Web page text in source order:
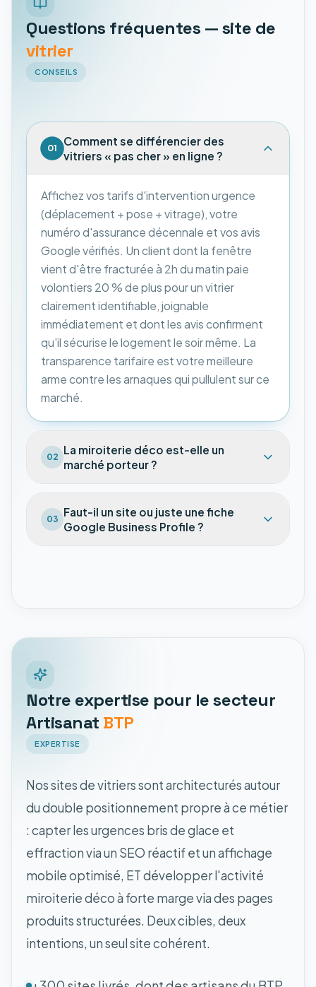
Questions fréquentes — site de
vitrier
CONSEILS
01
Comment se différencier des
vitriers « pas cher » en ligne ?
Affichez vos tarifs d'intervention urgence
(déplacement + pose + vitrage), votre
numéro d'assurance décennale et vos avis
Google vérifiés. Un client dont la fenêtre
vient d'être fracturée à 2h du matin paie
volontiers 20 % de plus pour un vitrier
clairement identifiable, joignable
immédiatement et dont les avis confirment
qu'il sécurise le logement le soir même. La
transparence tarifaire est votre meilleure
arme contre les arnaques qui pullulent sur ce
marché.
02
La miroiterie déco est-elle un
marché porteur ?
03
Faut-il un site ou juste une fiche
Google Business Profile ?
Notre expertise pour le secteur
Artisanat BTP
EXPERTISE
Nos sites de vitriers sont architecturés autour
du double positionnement propre à ce métier
: capter les urgences bris de glace et
effraction via un SEO réactif et un affichage
mobile optimisé, ET développer l'activité
miroiterie déco à forte marge via des pages
produits structurées. Deux cibles, deux
intentions, un seul site cohérent.